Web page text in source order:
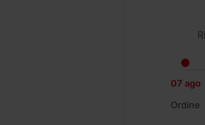
07 ago
Ordine